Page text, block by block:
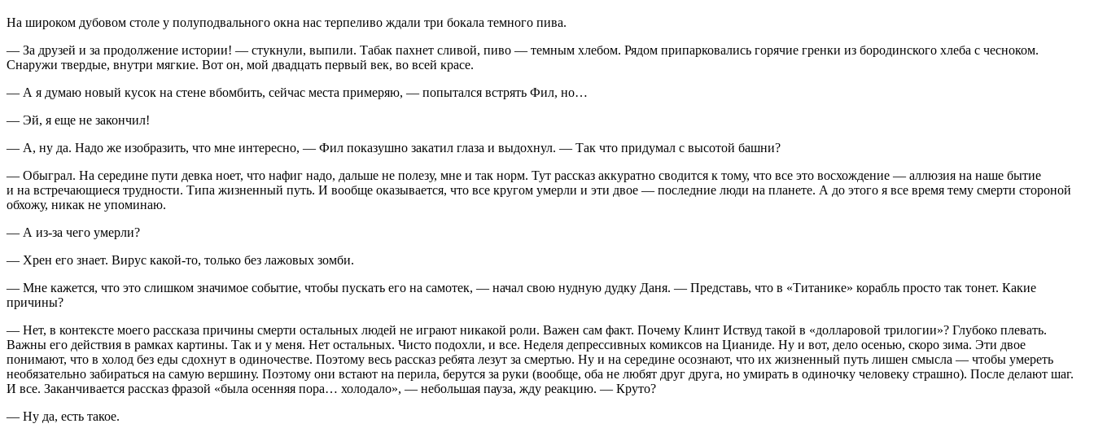
На широком дубовом столе у полуподвального окна нас терпеливо ждали три бокала темного пива.
— За друзей и за продолжение истории! — стукнули, выпили. Табак пахнет сливой, пиво — темным хлебом. Рядом припарковались горячие гренки из бородинского хлеба с чесноком.
Снаружи твердые, внутри мягкие. Вот он, мой двадцать первый век, во всей красе.
— А я думаю новый кусок на стене вбомбить, сейчас места примеряю, — попытался встрять Фил, но…
— Эй, я еще не закончил!
— А, ну да. Надо же изобразить, что мне интересно, — Фил показушно закатил глаза и выдохнул. — Так что придумал с высотой башни?
— Обыграл. На середине пути девка ноет, что нафиг надо, дальше не полезу, мне и так норм. Тут рассказ аккуратно сводится к тому, что все это восхождение — аллюзия на наше бытие
и на встречающиеся трудности. Типа жизненный путь. И вообще оказывается, что все кругом умерли и эти двое — последние люди на планете. А до этого я все время тему смерти стороной
обхожу, никак не упоминаю.
— А из-за чего умерли?
— Хрен его знает. Вирус какой-то, только без лажовых зомби.
— Мне кажется, что это слишком значимое событие, чтобы пускать его на самотек, — начал свою нудную дудку Даня. — Представь, что в «Титанике» корабль просто так тонет. Какие
причины?
— Нет, в контексте моего рассказа причины смерти остальных людей не играют никакой роли. Важен сам факт. Почему Клинт Иствуд такой в «долларовой трилогии»? Глубоко плевать.
Важны его действия в рамках картины. Так и у меня. Нет остальных. Чисто подохли, и все. Неделя депрессивных комиксов на Цианиде. Ну и вот, дело осенью, скоро зима. Эти двое
понимают, что в холод без еды сдохнут в одиночестве. Поэтому весь рассказ ребята лезут за смертью. Ну и на середине осознают, что их жизненный путь лишен смысла — чтобы умереть
необязательно забираться на самую вершину. Поэтому они встают на перила, берутся за руки (вообще, оба не любят друг друга, но умирать в одиночку человеку страшно). После делают шаг.
И все. Заканчивается рассказ фразой «была осенняя пора… холодало», — небольшая пауза, жду реакцию. — Круто?
— Ну да, есть такое.